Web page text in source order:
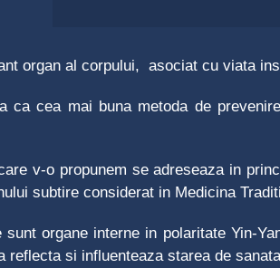
organ al corpului, asociat cu viata
ca cea mai buna metoda de
v-o propunem se adreseaza in
subtire considerat in Medicina
sunt organe interne in polaritate Yin-
reflecta si influenteaza starea de